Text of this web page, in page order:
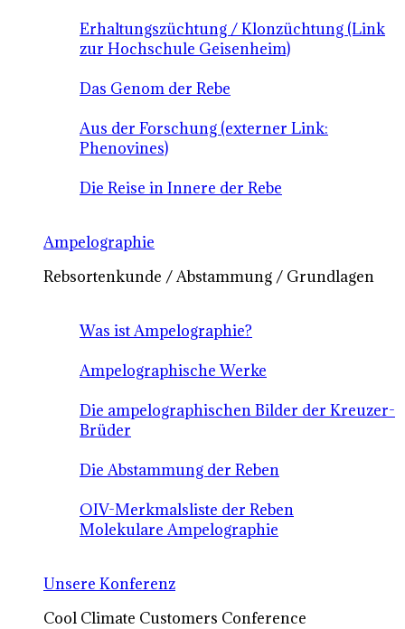
Erhaltungszüchtung / Klonzüchtung (Link
zur Hochschule Geisenheim)
Das Genom der Rebe
Aus der Forschung (externer Link:
Phenovines)
Die Reise in Innere der Rebe
Ampelographie
Rebsortenkunde / Abstammung / Grundlagen
Was ist Ampelographie?
Ampelographische Werke
Die ampelographischen Bilder der Kreuzer-
Brüder
Die Abstammung der Reben
OIV-Merkmalsliste der Reben
Molekulare Ampelographie
Unsere Konferenz
Cool Climate Customers Conference